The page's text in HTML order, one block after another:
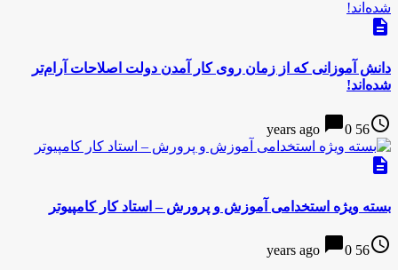
description
دانش آموزانی که از زمان روی کار آمدن دولت اصلاحات آرام‌تر
شده‌اند!
access_time
56 years ago
chat_bubble0
description
بسته ویژه استخدامی آموزش و پرورش – استاد کار کامپیوتر
access_time
56 years ago
chat_bubble0